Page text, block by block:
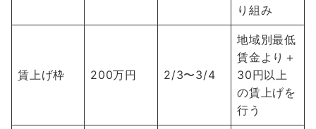
り組み
賃上げ枠 200万円 2/3〜3/4
地域別最低
賃金より＋
30円以上
の賃上げを
行う